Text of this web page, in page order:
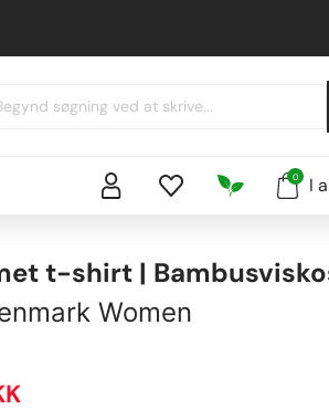
0 I
t-shirt |
Women